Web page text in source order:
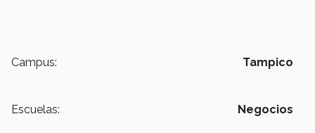
Campus: Tampico
Escuelas: Negocios